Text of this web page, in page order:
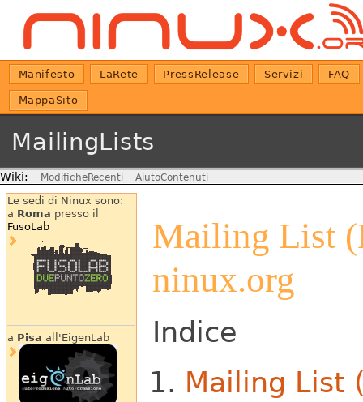
Manifesto LaRete PressRelease Servizi FAQ
MappaSito
MailingLists
Wiki: ModificheRecenti AiutoContenuti
Le sedi di Ninux sono:
a Roma presso il
FusoLab
a Pisa all'EigenLab
Mailing List
ninux.org
Indice
Mailing List